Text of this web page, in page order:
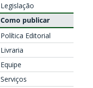
Legislação
Como publicar
Política Editorial
Livraria
Equipe
Serviços